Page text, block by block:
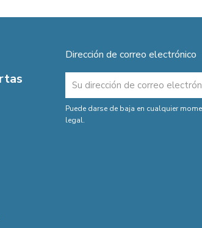
Dirección de correo electrónico
Puede darse de baja en cualquier
legal.